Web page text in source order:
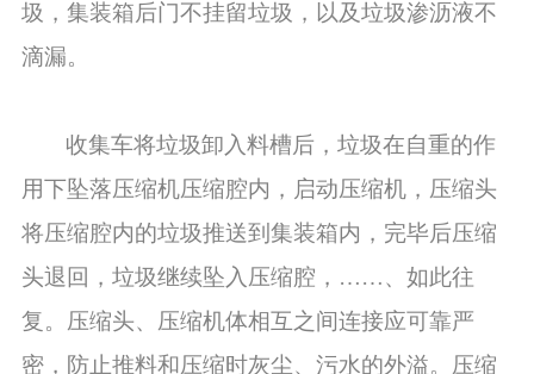
圾，集装箱后门不挂留垃圾，以及垃圾渗沥液不
滴漏。
收集车将垃圾卸入料槽后，垃圾在自重的作
用下坠落压缩机压缩腔内，启动压缩机，压缩头
将压缩腔内的垃圾推送到集装箱内，完毕后压缩
头退回，垃圾继续坠入压缩腔，……、如此往
复。压缩头、压缩机体相互之间连接应可靠严
密，防止推料和压缩时灰尘、污水的外溢。压缩